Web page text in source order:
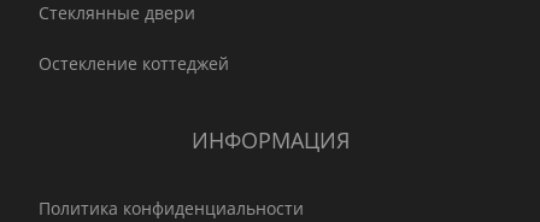
Стеклянные двери
Остекление коттеджей
ИНФОРМАЦИЯ
Политика конфиденциальности